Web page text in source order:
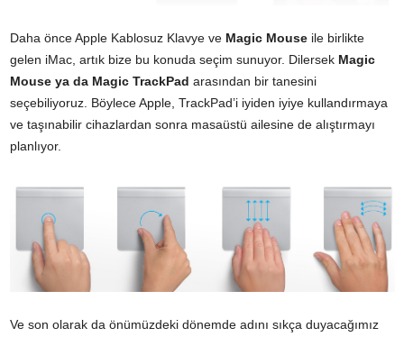
Daha önce Apple Kablosuz Klavye ve Magic Mouse ile birlikte
gelen iMac, artık bize bu konuda seçim sunuyor. Dilersek Magic
Mouse ya da Magic TrackPad arasından bir tanesini
seçebiliyoruz. Böylece Apple, TrackPad’i iyiden iyiye kullandırmaya
ve taşınabilir cihazlardan sonra masaüstü ailesine de alıştırmayı
planlıyor.
Ve son olarak da önümüzdeki dönemde adını sıkça duyacağımız